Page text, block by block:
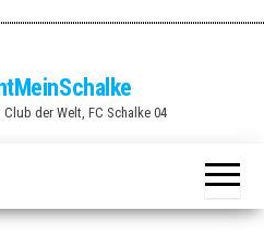
der Welt, FC Schalke 04